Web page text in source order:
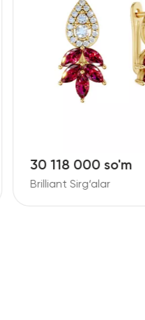
30 118 000 so'm
Brilliant Sirg‘alar